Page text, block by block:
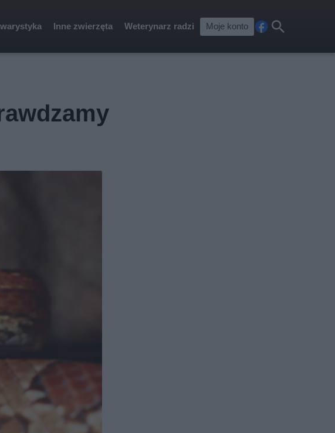
Inne zwierzęta Weterynarz radzi Moje konto
cebkaj